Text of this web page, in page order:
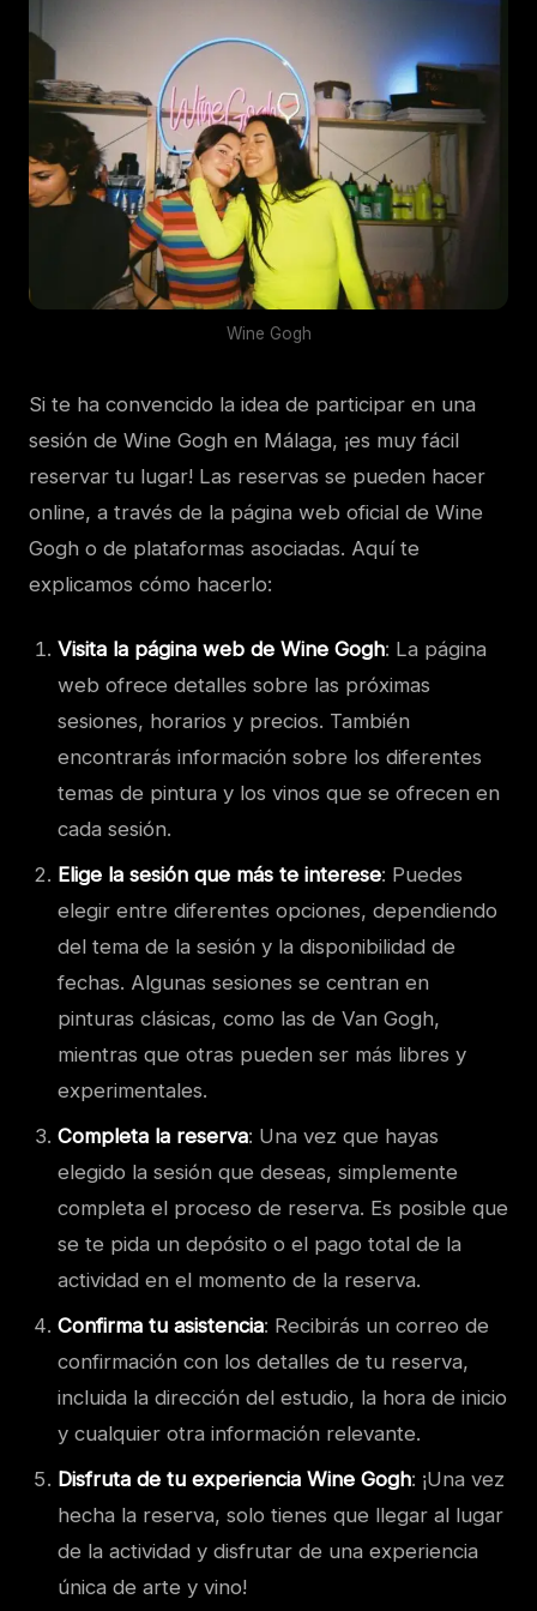
Wine Gogh
Si te ha convencido la idea de participar en una
sesión de Wine Gogh en Málaga, ¡es muy fácil
reservar tu lugar! Las reservas se pueden hacer
online, a través de la página web oficial de Wine
Gogh o de plataformas asociadas. Aquí te
explicamos cómo hacerlo:
Visita la página web de Wine Gogh: La página
web ofrece detalles sobre las próximas
sesiones, horarios y precios. También
encontrarás información sobre los diferentes
temas de pintura y los vinos que se ofrecen en
cada sesión.
Elige la sesión que más te interese: Puedes
elegir entre diferentes opciones, dependiendo
del tema de la sesión y la disponibilidad de
fechas. Algunas sesiones se centran en
pinturas clásicas, como las de Van Gogh,
mientras que otras pueden ser más libres y
experimentales.
Completa la reserva: Una vez que hayas
elegido la sesión que deseas, simplemente
completa el proceso de reserva. Es posible que
se te pida un depósito o el pago total de la
actividad en el momento de la reserva.
Confirma tu asistencia: Recibirás un correo de
confirmación con los detalles de tu reserva,
incluida la dirección del estudio, la hora de inicio
y cualquier otra información relevante.
Disfruta de tu experiencia Wine Gogh: ¡Una vez
hecha la reserva, solo tienes que llegar al lugar
de la actividad y disfrutar de una experiencia
única de arte y vino!